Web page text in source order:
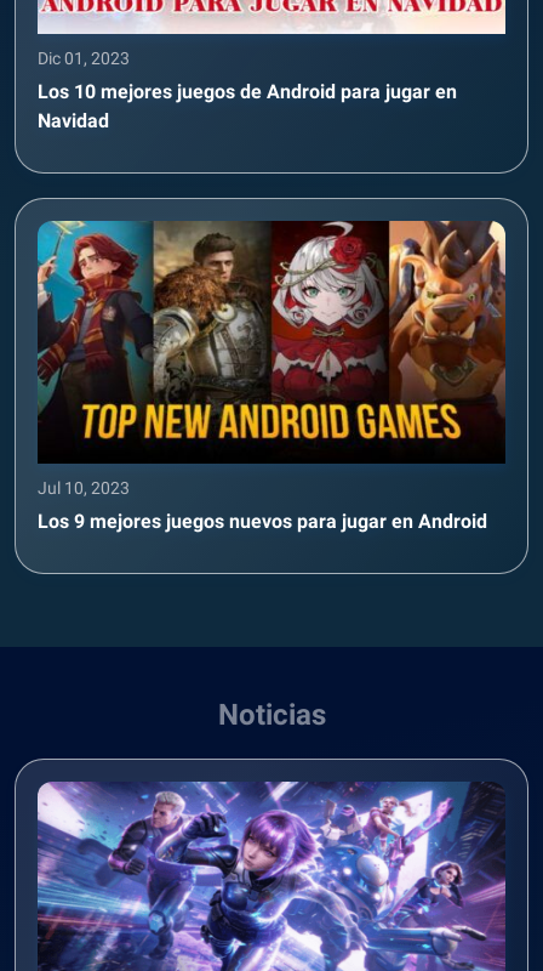
Dic 01, 2023
Los 10 mejores juegos de Android para jugar en
Navidad
Jul 10, 2023
Los 9 mejores juegos nuevos para jugar en Android
Noticias